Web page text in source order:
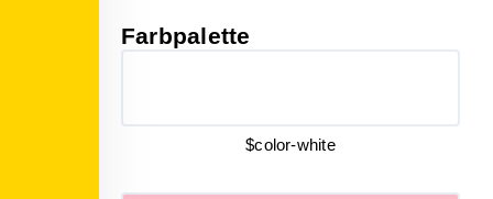
Farbpalette
$color-white